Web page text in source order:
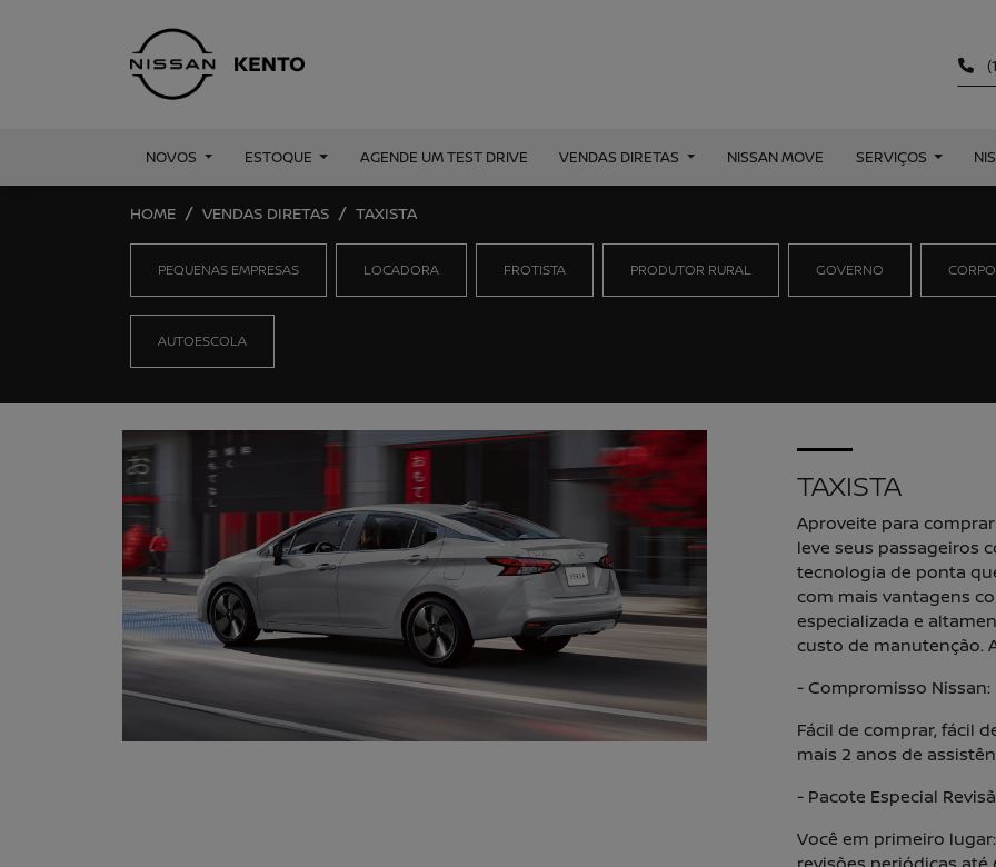
NOVOS ESTOQUE AGENDE UM TEST DRIVE VENDAS DIRETAS NISSAN MOVE SERVIÇOS
HOME VENDAS DIRETAS TAXISTA
PEQUENAS EMPRESAS LOCADORA FROTISTA PRODUTOR RURAL GOVERNO
AUTOESCOLA
TAXISTA
Aproveite para
leve seus passageiros
tecnologia de ponta
com mais vantagens
especializada e
custo de manutenção.
- Compromisso Nissan:
Fácil de comprar, fácil
mais 2 anos de
- Pacote Especial
Você em primeiro